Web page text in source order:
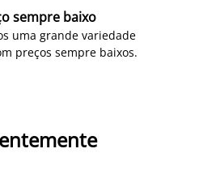
sempre baixo
uma grande variedade
preços sempre baixos.